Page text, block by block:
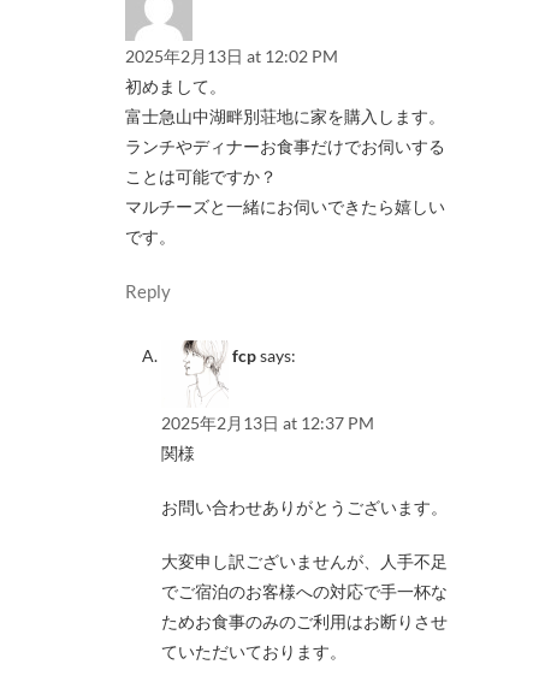
2025年2月13日 at 12:02 PM
初めまして。
富士急山中湖畔別荘地に家を購入します。
ランチやディナーお食事だけでお伺いする
ことは可能ですか？
マルチーズと一緒にお伺いできたら嬉しい
です。
Reply
fcpsays:
2025年2月13日 at 12:37 PM
関様
お問い合わせありがとうございます。
大変申し訳ございませんが、人手不足
でご宿泊のお客様への対応で手一杯な
ためお食事のみのご利用はお断りさせ
ていただいております。